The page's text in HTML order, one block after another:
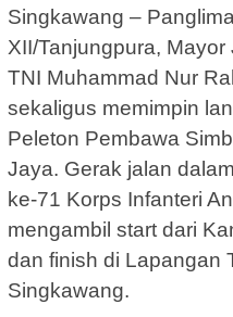
Singkawang –
XII/Tanjungpura, Mayor
TNI Muhammad Nur
sekaligus memimpin
Peleton Pembawa
Jaya. Gerak jalan
ke-71 Korps Infanteri
mengambil start dari
dan finish di Lapangan
Singkawang.